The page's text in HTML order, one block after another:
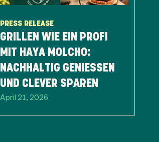
PRESS RELEASE
GRILLEN WIE EIN PROFI
MIT HAYA MOLCHO:
NACHHALTIG GENIESSEN U
ND CLEVER SPAREN
April 21, 2026